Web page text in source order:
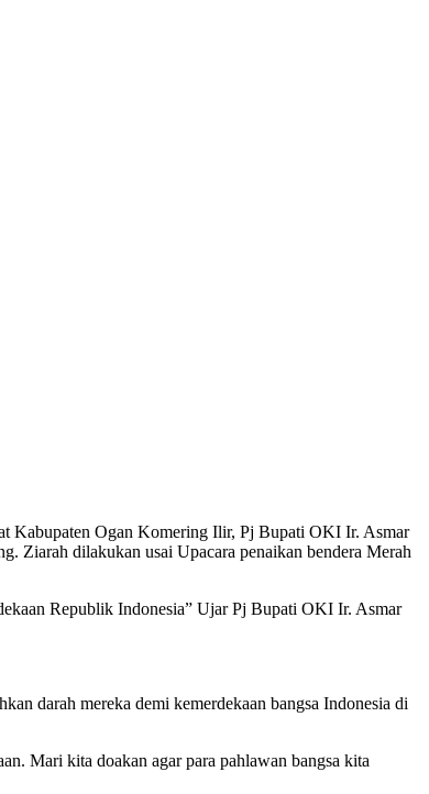
Kabupaten Ogan Komering Ilir, Pj Bupati OKI Ir. Asmar
Ziarah dilakukan usai Upacara penaikan bendera Merah
Republik Indonesia” Ujar Pj Bupati OKI Ir. Asmar
darah mereka demi kemerdekaan bangsa Indonesia di
Mari kita doakan agar para pahlawan bangsa kita